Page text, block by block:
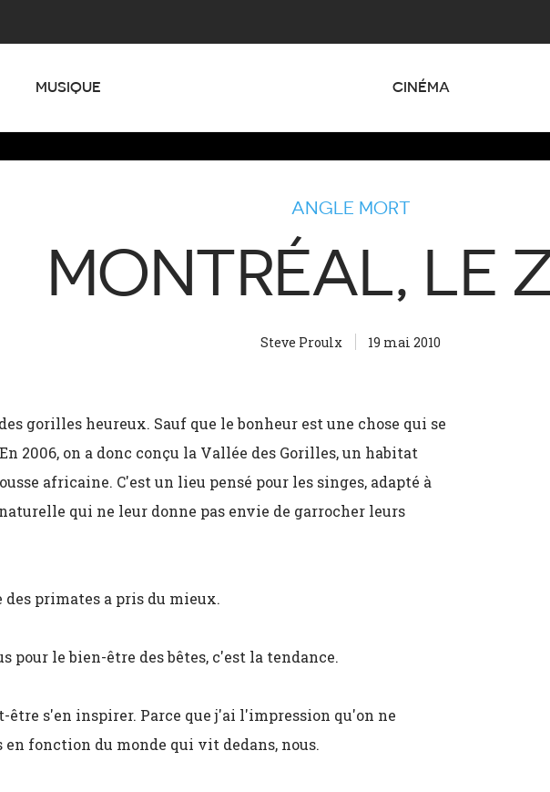
MUSIQUE CINÉMA
ANGLE MORT
MONTRÉAL, LE
Steve Proulx 19 mai 2010
gorilles heureux. Sauf que le bonheur est une chose qui se
2006, on a donc conçu la Vallée des Gorilles, un habitat
africaine. C'est un lieu pensé pour les singes, adapté à
qui ne leur donne pas envie de garrocher leurs
primates a pris du mieux.
pour le bien-être des bêtes, c'est la tendance.
être s'en inspirer. Parce que j'ai l'impression qu'on ne
fonction du monde qui vit dedans, nous.